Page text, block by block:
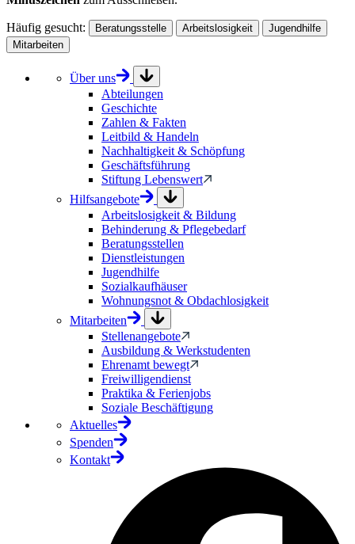
Häufig gesucht: Beratungsstelle Arbeitslosigkeit
Jugendhilfe
Mitarbeiten
Über uns
Abteilungen
Geschichte
Zahlen & Fakten
Leitbild & Handeln
Nachhaltigkeit & Schöpfung
Geschäftsführung
Stiftung Lebenswert
Hilfsangebote
Arbeitslosigkeit & Bildung
Behinderung & Pflegebedarf
Beratungsstellen
Dienstleistungen
Jugendhilfe
Sozialkaufhäuser
Wohnungsnot & Obdachlosigkeit
Mitarbeiten
Stellenangebote
Ausbildung & Werkstudenten
Ehrenamt bewegt
Freiwilligendienst
Praktika & Ferienjobs
Soziale Beschäftigung
Aktuelles
Spenden
Kontakt